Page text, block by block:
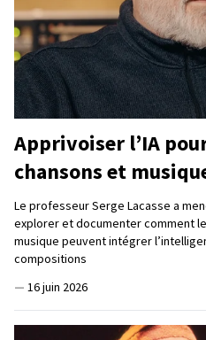
Apprivoiser l’IA
chansons et
Le professeur Serge Lacasse a
explorer et documenter comment
musique peuvent intégrer
compositions
— 16 juin 2026